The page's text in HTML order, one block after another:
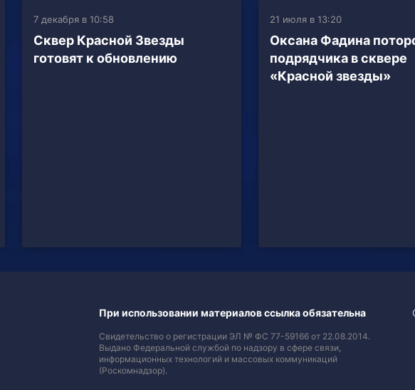
7 декабря в 10:58
Сквер Красной Звезды
готовят к обновлению
21 июля в 13:20
Оксана Фадина
подрядчика в сквере
«Красной звезды»
При использовании материалов ссылка обязательна
Свидетельство о регистрации ЭЛ № ФС 77-59166 от 22.08.2014.
Выдано Федеральной службой по надзору в сфере связи,
информационных технологий и массовых коммуникаций
(Роскомнадзор).